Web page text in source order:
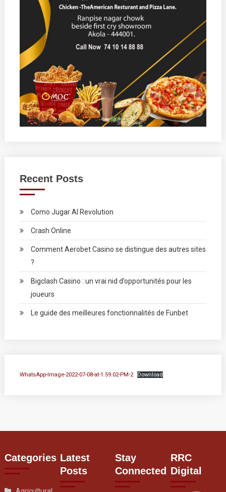
Recent Posts
Como Jugar Al Revolution
Crash Online
Comment Aerobet Casino se distingue des autres sites
?
Bigclash Casino : un vrai nid d’opportunités pour les
joueurs
Le guide des meilleures fonctionnalités de Funbet
WhatsApp-Image-2022-07-08-at-1.59.02-PM-2 Download
Categories Latest
Posts
Stay
Connected
RRC
Digital